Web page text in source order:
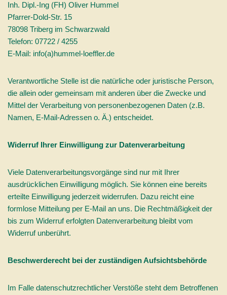
Inh. Dipl.-Ing (FH) Oliver Hummel
Pfarrer-Dold-Str. 15
78098 Triberg im Schwarzwald
Telefon: 07722 / 4255
E-Mail: info(a)hummel-loeffler.de
Verantwortliche Stelle ist die natürliche oder juristische Person,
die allein oder gemeinsam mit anderen über die Zwecke und
Mittel der Verarbeitung von personenbezogenen Daten (z.B.
Namen, E-Mail-Adressen o. Ä.) entscheidet.
Widerruf Ihrer Einwilligung zur Datenverarbeitung
Viele Datenverarbeitungsvorgänge sind nur mit Ihrer
ausdrücklichen Einwilligung möglich. Sie können eine bereits
erteilte Einwilligung jederzeit widerrufen. Dazu reicht eine
formlose Mitteilung per E-Mail an uns. Die Rechtmäßigkeit der
bis zum Widerruf erfolgten Datenverarbeitung bleibt vom
Widerruf unberührt.
Beschwerderecht bei der zuständigen Aufsichtsbehörde
Im Falle datenschutzrechtlicher Verstöße steht dem Betroffenen